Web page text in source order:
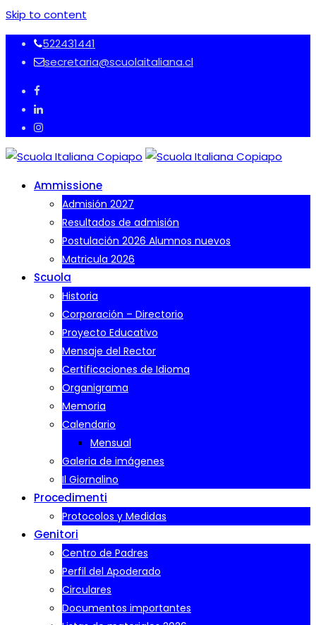
Skip to content
522431441
secretaria@scuolaitaliana.cl
Ammissione
Admisión 2027
Resultados de admisión
Postulación 2026 Alumnos nuevos
Matricula 2026
Scuola
Historia
Corporación – Directorio
Proyecto Educativo
Mensaje del Rector
Certificaciones de Idioma
Organigrama
Memoria
Calendario
Mensual
Galeria de imágenes
Il Giornalino
Procedimenti
Protocolos y Medidas
Genitori
Centro de Padres
Perfil del Apoderado
Circulares
Documentos importantes